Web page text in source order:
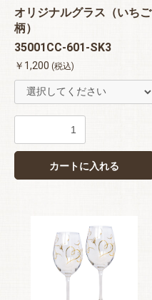
オリジナルグラス（いちご
柄）
35001CC-601-SK3
￥1,200 (税込)
カートに入れる
お買い物を続ける